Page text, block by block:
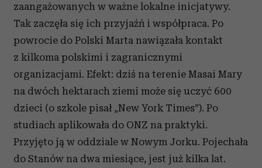
zaangażowanych w ważne lokalne inicjatywy.
Tak zaczęła się ich przyjaźń i współpraca. Po
powrocie do Polski Marta nawiązała kontakt
z kilkoma polskimi i zagranicznymi
organizacjami. Efekt: dziś na terenie Masai Mary
na dwóch hektarach ziemi może się uczyć 600
dzieci (o szkole pisał „New York Times”). Po
studiach aplikowała do ONZ na praktyki.
Przyjęto ją w oddziale w Nowym Jorku. Pojechała
do Stanów na dwa miesiące, jest już kilka lat.